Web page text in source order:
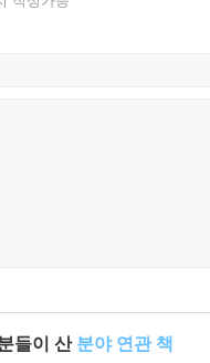
들이 산 분야 연관 책